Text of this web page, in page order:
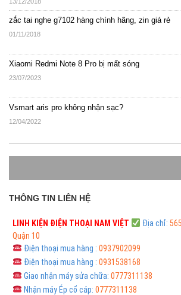
zắc tai nghe g7102 hàng chính hãng, zin giá rẻ
01/11/2018
Xiaomi Redmi Note 8 Pro bị mất sóng
23/07/2023
Vsmart aris pro không nhận sạc?
12/04/2022
THÔNG TIN LIÊN HỆ
LINH KIỆN ĐIỆN THOẠI NAM VIỆT Địa chỉ:
Quận 10
Điện thoại mua hàng : 0937902099
Điện thoại mua hàng : 0931538168
Giao nhận máy sửa chữa: 0777311138
Nhận máy Ép cổ cáp: 0777311138